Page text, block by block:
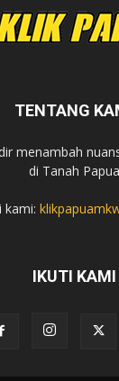
TENTANG
menambah
di Tanah Papua
kami:
IKUTI KAMI